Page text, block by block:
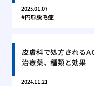
2025.01.07
円形脱毛症
皮膚科で処方される
治療薬、種類と効果
2024.11.21